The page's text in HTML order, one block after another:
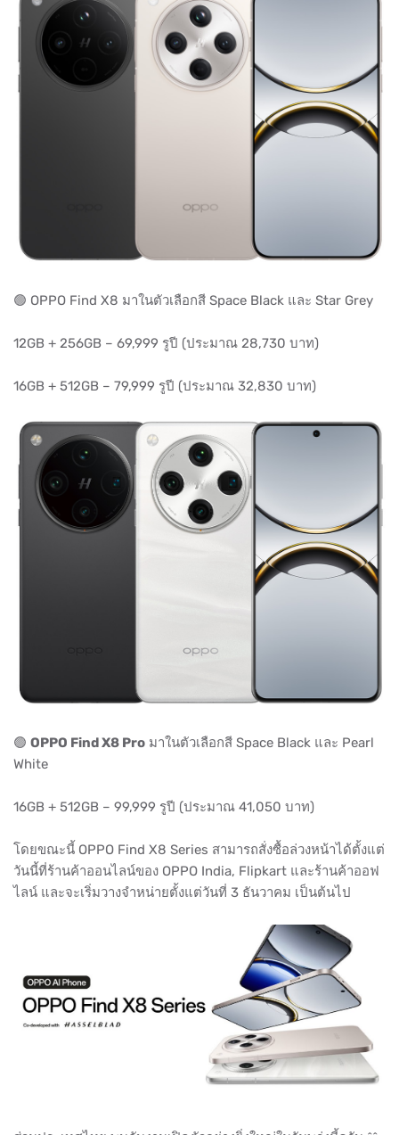
🟢 OPPO Find X8 มาในตัวเลือกสี Space Black และ Star Grey
12GB + 256GB – 69,999 รูปี (ประมาณ 28,730 บาท)
16GB + 512GB – 79,999 รูปี (ประมาณ 32,830 บาท)
🟢 OPPO Find X8 Pro มาในตัวเลือกสี Space Black และ Pearl
White
16GB + 512GB – 99,999 รูปี (ประมาณ 41,050 บาท)
โดยขณะนี้ OPPO Find X8 Series สามารถสั่งซื้อล่วงหน้าได้ตั้งแต่
วันนี้ที่ร้านค้าออนไลน์ของ OPPO India, Flipkart และร้านค้าออฟ
ไลน์ และจะเริ่มวางจำหน่ายตั้งแต่วันที่ 3 ธันวาคม เป็นต้นไป